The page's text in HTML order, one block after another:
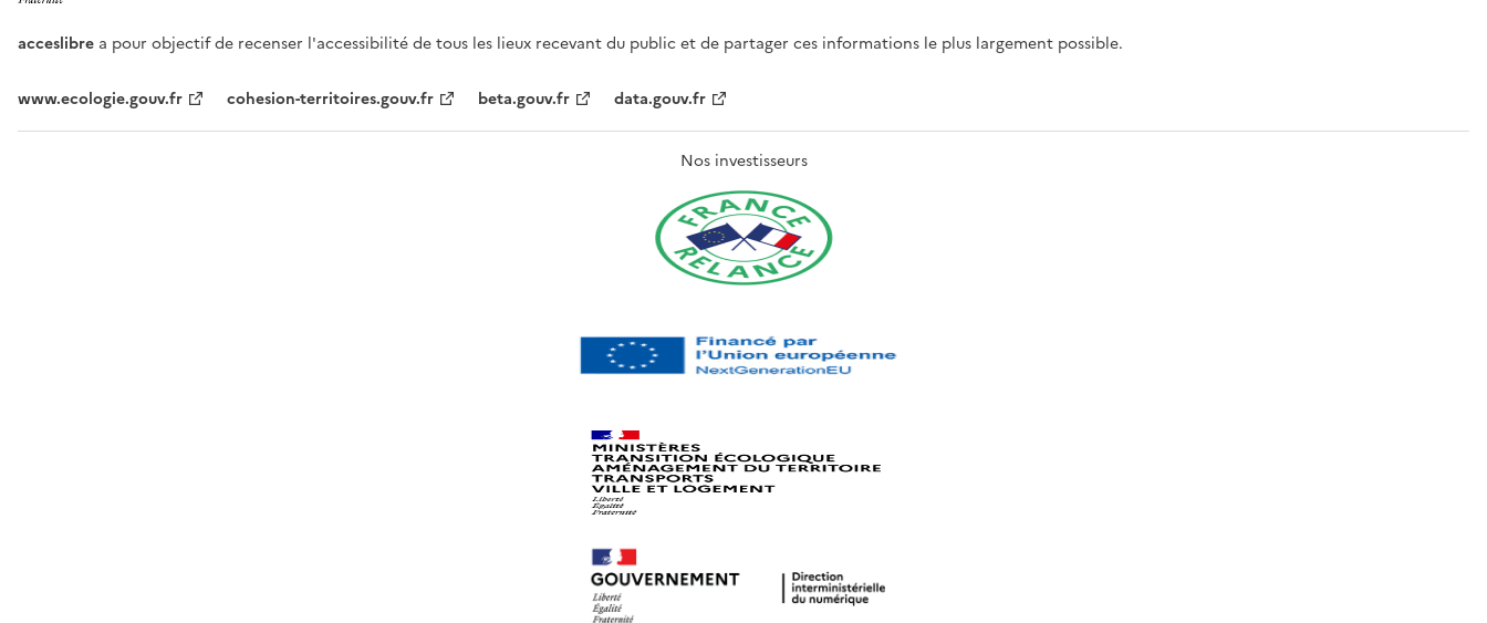
acceslibre a pour objectif de recenser l'accessibilité de tous les lieux recevant du public et de partager ces informations le plus largement possible.
www.ecologie.gouv.fr cohesion-territoires.gouv.fr beta.gouv.fr data.gouv.fr
Nos investisseurs